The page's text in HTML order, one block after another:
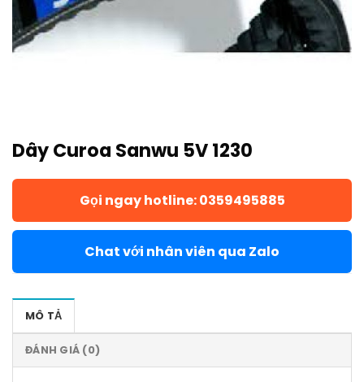
Dây Curoa Sanwu 5V 1230
Gọi ngay hotline: 0359495885
Chat với nhân viên qua Zalo
MÔ TẢ
ĐÁNH GIÁ (0)